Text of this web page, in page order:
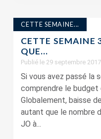
CETTE SEMAINE...
CETTE SEMAINE
QUE…
Publié le 29 septembre
Si vous avez passé la
comprendre le budget
Globalement, baisse
autant que le nombre
JO à...